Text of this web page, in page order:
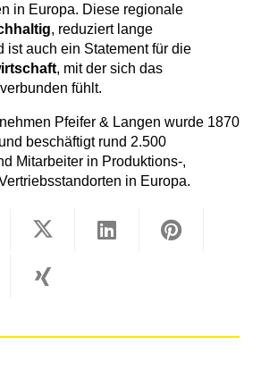
in Europa. Diese regionale
, reduziert lange
ist auch ein Statement für die
, mit der sich das
fühlt.
Pfeifer & Langen wurde 1870
beschäftigt rund 2.500
Mitarbeiter in Produktions-,
in Europa.